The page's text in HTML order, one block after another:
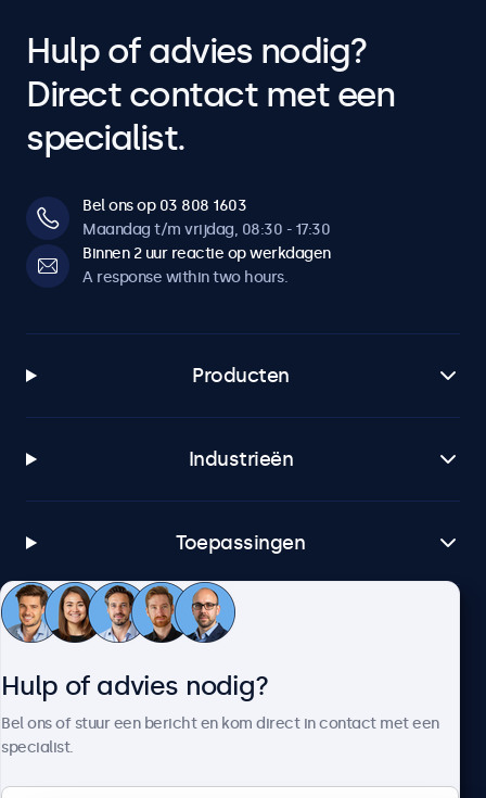
Hulp of advies nodig?
Direct contact met een
specialist.
Bel ons op 03 808 1603
Maandag t/m vrijdag, 08:30 - 17:30
Binnen 2 uur reactie op werkdagen
A response within two hours.
Producten
Industrieën
Toepassingen
Klantenservice
Hulp of advies nodig?
Bel ons of stuur een bericht en kom direct in contact met een
specialist.